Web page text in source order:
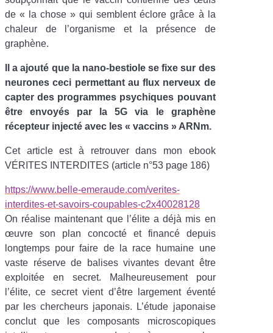
de «
la chose » qui semblent éclore grâce à la
chaleur de l’organisme et la présence de
graphène.
Il a ajouté que la nano-bestiole se fixe sur des
neurones ceci permettant au flux nerveux de
capter des programmes psychiques pouvant
être envoyés par la 5G via le graphène
récepteur injecté avec les « vaccins » ARNm.
Cet article est à retrouver dans mon ebook
VÉRITES INTERDITES (article n°53 page 186)
https://www.belle-emeraude.com/verites-
interdites-et-savoirs-coupables-c2x40028128
On réalise maintenant que l’élite a déjà mis en
œuvre son plan concocté et financé depuis
longtemps pour faire de la race humaine une
vaste réserve de balises vivantes devant être
exploitée en secret. Malheureusement pour
l’élite, ce secret vient d’être largement éventé
par les chercheurs japonais. L’étude japonaise
conclut que les composants microscopiques